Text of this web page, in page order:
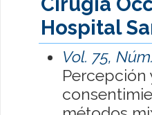
Hospital
Vol. 75,
Percepción